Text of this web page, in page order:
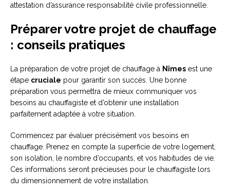
attestation d’assurance responsabilité civile professionnelle.
Préparer votre projet de chauffage
: conseils pratiques
La préparation de votre projet de chauffage à Nîmes est une
étape cruciale pour garantir son succès. Une bonne
préparation vous permettra de mieux communiquer vos
besoins au chauffagiste et d’obtenir une installation
parfaitement adaptée à votre situation.
Commencez par évaluer précisément vos besoins en
chauffage. Prenez en compte la superficie de votre logement,
son isolation, le nombre d’occupants, et vos habitudes de vie.
Ces informations seront précieuses pour le chauffagiste lors
du dimensionnement de votre installation.